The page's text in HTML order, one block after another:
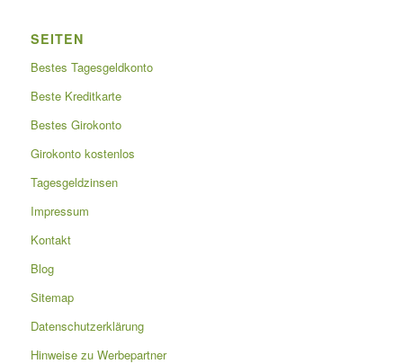
SEITEN
Bestes Tagesgeldkonto
Beste Kreditkarte
Bestes Girokonto
Girokonto kostenlos
Tagesgeldzinsen
Impressum
Kontakt
Blog
Sitemap
Datenschutzerklärung
Hinweise zu Werbepartner